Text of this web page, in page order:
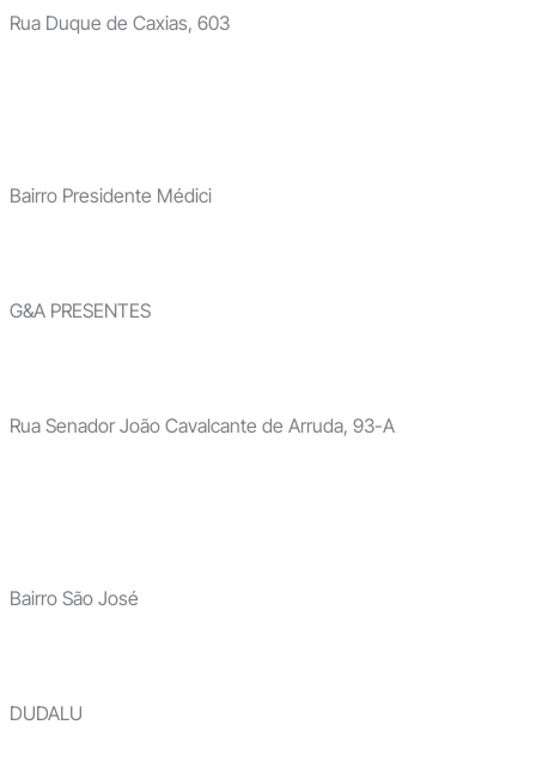
Rua Duque de Caxias, 603
Bairro Presidente Médici
G&A PRESENTES
Rua Senador João Cavalcante de Arruda, 93-A
Bairro São José
DUDALU